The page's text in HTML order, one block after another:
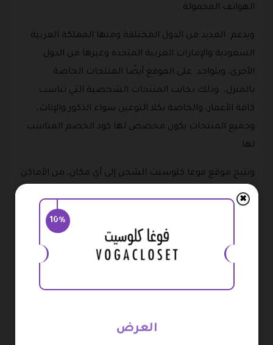
الهواتف المحمولة .
ويدعم العديد من الدول المختلفة ومنها المملكة العربية
السعودية والإمارات العربية المتحدة وغيرها من الدول
الأخرى، ويتواجد على الموقع أيضًا المنتجات الخاصة
بالمنزل، وذلك بجانب المنتجات الشخصية التي تناسب
كافة الأعمار، والخاصة بكلا النوعين سواء الذكور والإناث،
وجميع المنتجات يكون مخصص لها كود الخصم المناسب
لها.
ويتيح موقع فوغا كلوسيت الشحن إلى أي مكان، من الأماكن
المسموح الشحن اليها، ويتم توصيل المنتجات من خلاله
بطريقه سريعه جدا وذلك مقارنة بجميع المتاجر الأخرى
المشابهة، ويقدم الموقع في بعض الأحيان عروض على
الشحن مثلما يقدم كود خصم فوغا كلوسيت.
الكثير من الماركات العالمية التي تنتج المنتجات المختلفة،
10%
✖
العرض